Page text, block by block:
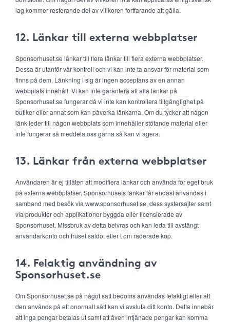
lag kommer resterande del av villkoren fortfarande att gälla.
12. Länkar till externa webbplatser
Sponsorhuset.se länkar till flera länkar till flera externa webbplatser.
Dessa är utanför vår kontroll och vi kan inte ta ansvar för material som
finns på dem. Länkning i sig är ingen acceptans av en annan
webbplats innehåll. Vi kan inte garantera att alla länkar på
Sponsorhuset.se fungerar då vi inte kan kontrollera tillgänglighet på
butiker eller annat som kan påverka länkarna. Om du tycker att någon
länk leder till någon webbplats som innehåller stötande material eller
inte fungerar så meddela oss gärna så kan vi agera.
13. Länkar från externa webbplatser
Användaren är ej tillåten att modifiera länkar och använda för eget bruk
på externa webbplatser. Sponsorhusets länkar får endast användas i
samband med besök via www.sponsorhuset.se, dess systersajter samt
via produkter och applikationer byggda eller licensierade av
Sponsorhuset. Missbruk av detta beivras och kan leda till avstängt
användarkonto och fruset saldo, eller t om raderade köp.
14. Felaktig användning av
Sponsorhuset.se
Om Sponsorhuset.se på något sätt bedöms användas felaktigt eller att
den används på ett onormalt sätt kan vi avsluta ditt konto. Detta innebär
att inga pengar betalas ut samt att även intjänade pengar kan komma